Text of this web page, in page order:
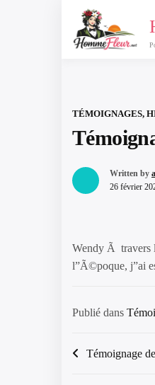
Passer
contenu
TÉMOIGNAGES,
Written by
26 février
Wendy Ã travers
l”Ã©poque, j”ai
Publié dans
Navigation
Témoignage